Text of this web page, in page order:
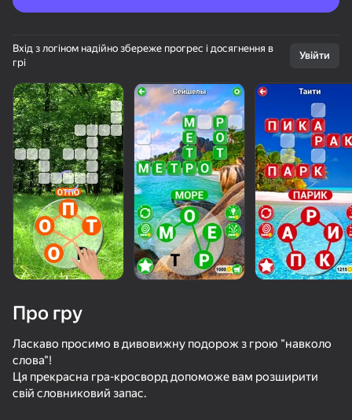
50+ топ-ігор, у які грають
навіть ті, хто «не грає»
Вхід з логіном надійно збереже прогрес і досягнення в
грі
Увійти
Про гру
Ласкаво просимо в дивовижну подорож з грою "навколо
слова"!
Ця прекрасна гра-кросворд допоможе вам розширити
свій словниковий запас.